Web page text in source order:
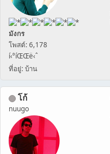
มังกร
โพสต์: 6,178
í‹°íŒŒë‹ˆ
ที่อยู่: บ้าน
โก้
nuugo